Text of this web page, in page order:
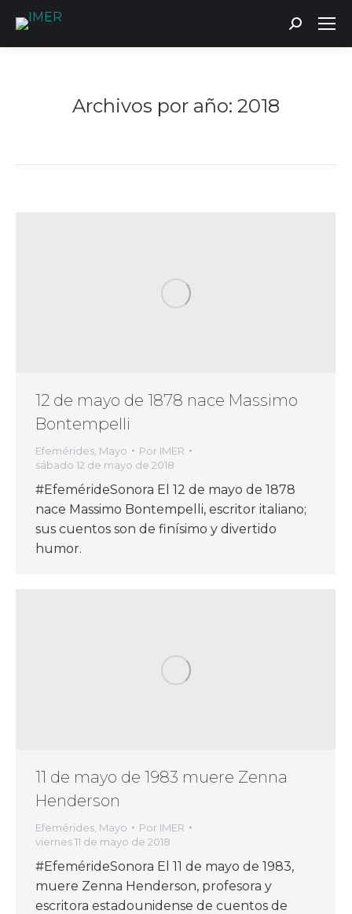
Buscar:
Archivos por año: 2018
12 de mayo de 1878 nace Massimo
Bontempelli
Efemérides Mayo Por IMER
sábado 12 de mayo de 2018
#EfemérideSonora El 12 de mayo de 1878
nace Massimo Bontempelli, escritor italiano;
sus cuentos son de finísimo y divertido
humor.
11 de mayo de 1983 muere Zenna
Henderson
Efemérides Mayo Por IMER
viernes 11 de mayo de 2018
#EfemérideSonora El 11 de mayo de 1983,
muere Zenna Henderson, profesora y
escritora estadounidense de cuentos de